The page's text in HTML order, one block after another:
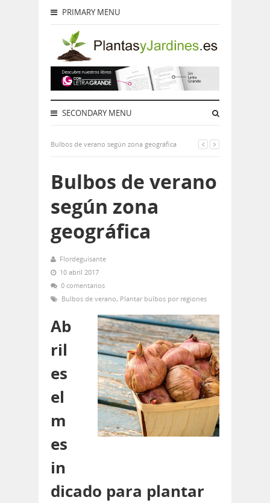
PRIMARY MENU
SECONDARY MENU
Bulbos de verano según zona geográfica
Bulbos de verano
según zona
geográfica
Flordeguisante
10 abril 2017
0 comentarios
Bulbos de verano, Plantar bulbos por regiones
Ab
ril
es
el
m
es
in
dicado para plantar